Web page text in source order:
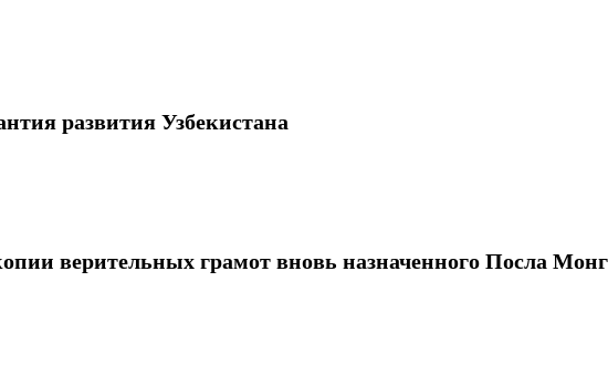
развития Узбекистана
верительных грамот вновь назначенного Посла